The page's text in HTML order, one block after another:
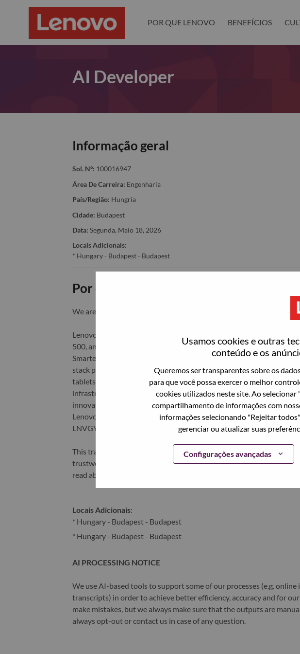
Usamos cookies e outras
conteúdo e os
Queremos ser transparentes sobre os
para que você possa exercer o melhor
cookies utilizados neste site. Ao selecionar
compartilhamento de informações com
informações selecionando "Rejeitar
gerenciar ou atualizar suas
Configurações avançadas
POR QUE LENOVO BENEFÍCIOS
AI Developer
Informação geral
Sol. Nº: 100016947
Área De Carreira: Engenharia
País/Região: Hungria
Cidade: Budapest
Data: Segunda, Maio 18, 2026
Locais Adicionais:
* Hungary - Budapest - Budapest
Por que trabalhar na Lenovo
We are Lenovo. We do what we say. We own what we do. We
Lenovo is a US$83 billion revenue global technology powerhouse,
500, and serving millions of customers every day in 180 markets.
Smarter Technology for All, Lenovo has built on its success as the
stack portfolio of AI-enabled, AI-ready, and AI-optimized devices
tablets), infrastructure (server, storage, edge, high performance
infrastructure), software, solutions, and services. Lenovo’s
innovation is building a more equitable, trustworthy, and smarter
Lenovo is listed on the Hong Kong stock exchange under Lenovo
LNVGY).
This transformation together with Lenovo’s world-changing
trustworthy, and smarter future for everyone, everywhere. To find
read about the latest news via our
Locais Adicionais:
* Hungary - Budapest - Budapest
* Hungary - Budapest - Budapest
AI PROCESSING NOTICE
We use AI-based tools to support some of our processes (e.g.
transcripts) in order to achieve better efficiency, accuracy and for
make mistakes, but we always make sure that the outputs are
always opt-out or contact us in case of any question.